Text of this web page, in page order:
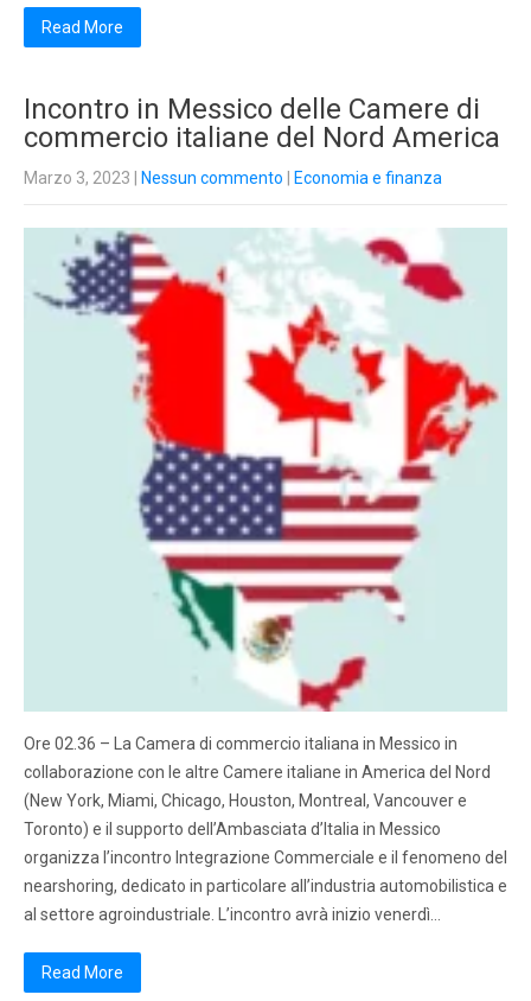
Read More
Incontro in Messico delle Camere di
commercio italiane del Nord America
Marzo 3, 2023 Nessun commento Economia e finanza
Ore 02.36 – La Camera di commercio italiana in Messico in
collaborazione con le altre Camere italiane in America del Nord
(New York, Miami, Chicago, Houston, Montreal, Vancouver e
Toronto) e il supporto dell’Ambasciata d’Italia in Messico
organizza l’incontro Integrazione Commerciale e il fenomeno del
nearshoring, dedicato in particolare all’industria automobilistica e
al settore agroindustriale. L’incontro avrà inizio venerdì…
Read More